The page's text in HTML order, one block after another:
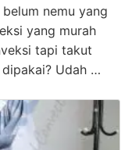
nemu yang
yang murah
tapi takut
Udah …